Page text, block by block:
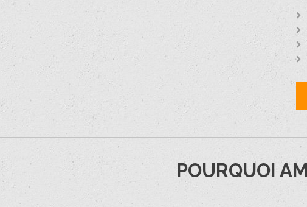
POURQUOI